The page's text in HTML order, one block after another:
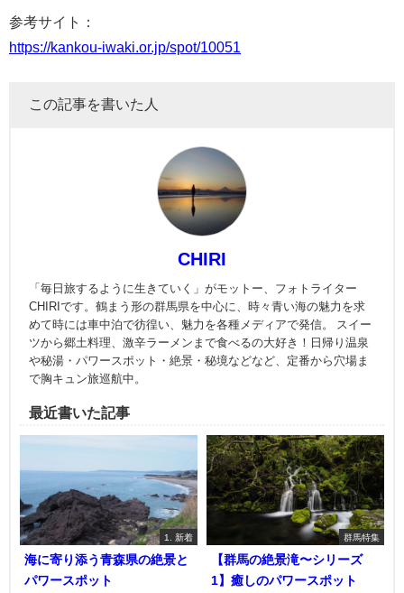
参考サイト：
https://kankou-iwaki.or.jp/spot/10051
この記事を書いた人
CHIRI
「毎日旅するように生きていく」がモットー、フォトライター
CHIRIです。鶴まう形の群馬県を中心に、時々青い海の魅力を求
めて時には車中泊で彷徨い、魅力を各種メディアで発信。 スイー
ツから郷土料理、激辛ラーメンまで食べるの大好き！日帰り温泉
や秘湯・パワースポット・絶景・秘境などなど、定番から穴場ま
で胸キュン旅巡航中。
最近書いた記事
1. 新着
海に寄り添う青森県の絶景と
パワースポット
群馬特集
【群馬の絶景滝〜シリーズ
1】癒しのパワースポット